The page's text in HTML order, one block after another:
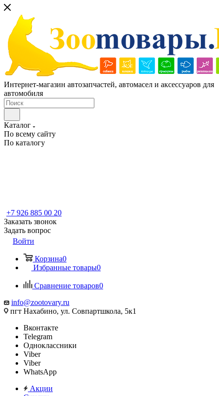
Интернет-магазин автозапчастей, автомасел и аксессуаров для
автомобиля
Каталог
По всему сайту
По каталогу
+7 926 885 00 20
Заказать звонок
Задать вопрос
Войти
Корзина0
Избранные товары0
Сравнение товаров0
info@zootovary.ru
пгт Нахабино, ул. Совпартшкола, 5к1
Вконтакте
Telegram
Одноклассники
Viber
Viber
WhatsApp
Акции